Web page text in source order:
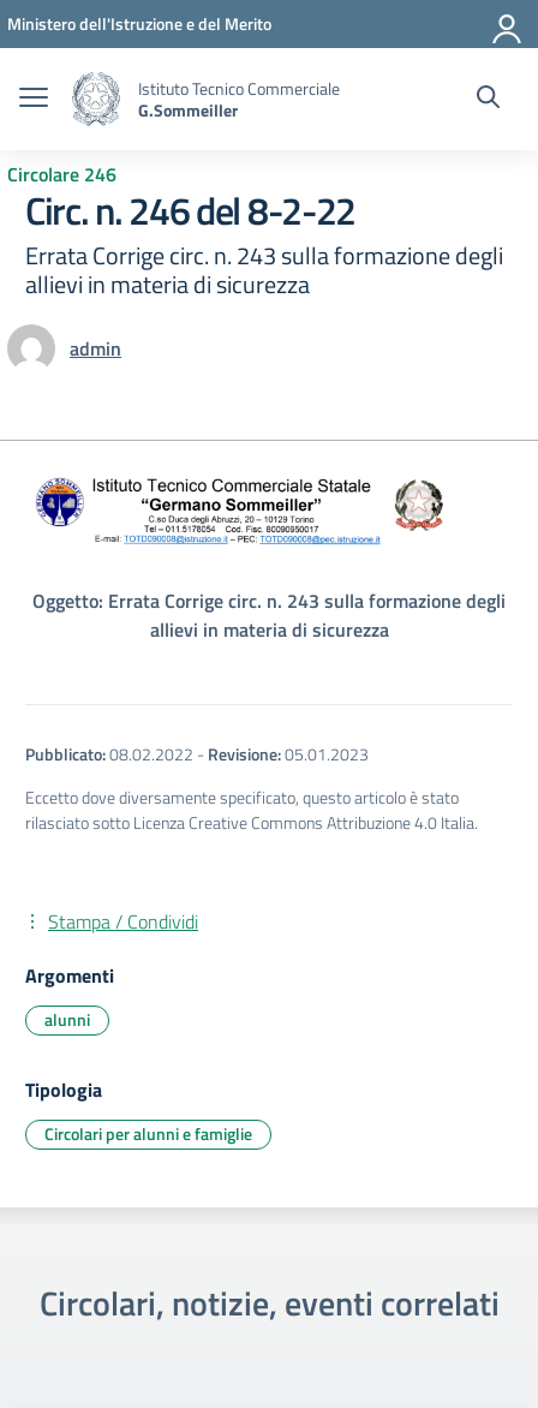
Vai ai contenuti
Vai al menu di navigazione
Vai al footer
Ministero dell'Istruzione e del Merito
Istituto Tecnico Commerciale
G.Sommeiller
Circolare 246
Circ. n. 246 del 8-2-22
Errata Corrige circ. n. 243 sulla formazione degli
allievi in materia di sicurezza
admin
Oggetto: Errata Corrige circ. n. 243 sulla formazione degli
allievi in materia di sicurezza
Pubblicato:08.02.2022 -Revisione:05.01.2023
Eccetto dove diversamente specificato, questo articolo è stato
rilasciato sotto Licenza Creative Commons Attribuzione 4.0 Italia.
Stampa / Condividi
Argomenti
alunni
Tipologia
Circolari per alunni e famiglie
Circolari, notizie, eventi correlati